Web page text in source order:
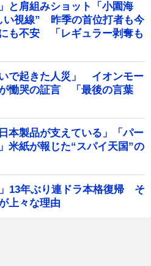
と肩組みショット「小園海
い視線” 昨季の首位打者も今
も不安 「レギュラー剥奪も
いで起きた人災」 イオンモー
慟哭の証言 「最後の言葉
本製品が支えている」「パー
米紙が報じた“スパイ天国”の
13年ぶり連ドラ本格復帰 そ
上々な理由